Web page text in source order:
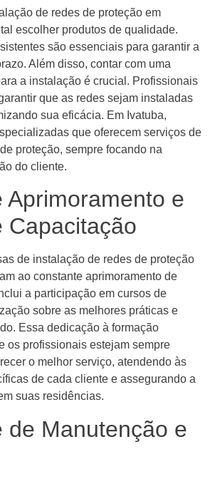
de redes de proteção em
escolher produtos de qualidade.
são essenciais para garantir a
Além disso, contar com uma
a instalação é crucial. Profissionais
que as redes sejam instaladas
sua eficácia. Em Ivatuba,
que oferecem serviços de
proteção, sempre focando na
do cliente.
Aprimoramento e
Capacitação
de instalação de redes de proteção
ao constante aprimoramento de
a participação em cursos de
sobre as melhores práticas e
Essa dedicação à formação
os profissionais estejam sempre
o melhor serviço, atendendo às
de cada cliente e assegurando a
suas residências.
de Manutenção e